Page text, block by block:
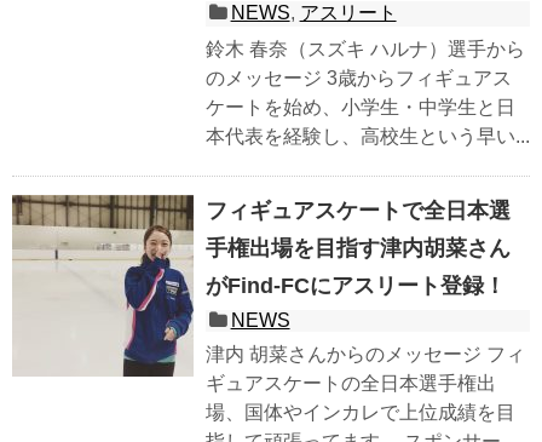
NEWS, アスリート
鈴木 春奈（スズキ ハルナ）選手から
のメッセージ 3歳からフィギュアス
ケートを始め、小学生・中学生と日
本代表を経験し、高校生という早い...
フィギュアスケートで全日本選
手権出場を目指す津内胡菜さん
がFind-FCにアスリート登録！
NEWS
津内 胡菜さんからのメッセージ フィ
ギュアスケートの全日本選手権出
場、国体やインカレで上位成績を目